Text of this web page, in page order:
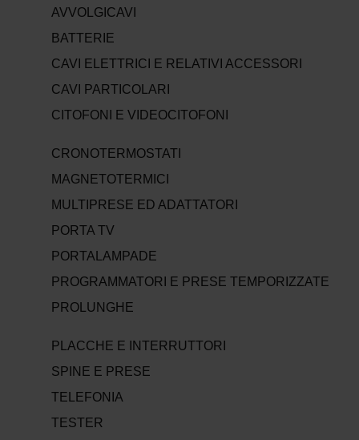
AVVOLGICAVI
BATTERIE
CAVI ELETTRICI E RELATIVI ACCESSORI
CAVI PARTICOLARI
CITOFONI E VIDEOCITOFONI
CRONOTERMOSTATI
MAGNETOTERMICI
MULTIPRESE ED ADATTATORI
PORTA TV
PORTALAMPADE
PROGRAMMATORI E PRESE TEMPORIZZATE
PROLUNGHE
PLACCHE E INTERRUTTORI
SPINE E PRESE
TELEFONIA
TESTER